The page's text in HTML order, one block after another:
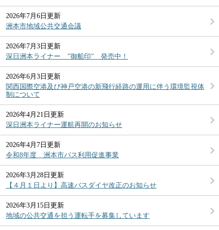
2026年7月6日更新
洲本市地域公共交通会議
2026年7月3日更新
深日洲本ライナー ”御船印” 発売中！
2026年6月3日更新
関西国際空港及び神戸空港の新飛行経路の運用に伴う環境監視体
制について
2026年4月21日更新
深日洲本ライナー運航再開のお知らせ
2026年4月7日更新
令和8年度 洲本市バス利用促進事業
2026年3月28日更新
【４月１日より】高速バスダイヤ改正のお知らせ
2026年3月15日更新
地域の公共交通を担う運転手を募集しています